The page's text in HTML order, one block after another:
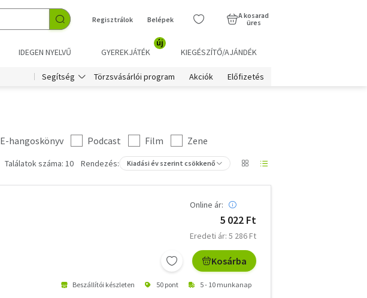
Regisztrálok Belépek
A kosarad
üres
IDEGEN NYELVŰ GYEREKJÁTÉK
új
KIEGÉSZÍTŐ/AJÁNDÉK
Segítség Törzsvásárlói program Akciók Előfizetés
E-hangoskönyv Podcast Film
Zene
Találatok száma: 10 Rendezés: Kiadási év szerint csökkenő
Online ár:
5 022 Ft
Eredeti ár: 5 286 Ft
Kosárba
Beszállítói készleten 50 pont 5 - 10 munkanap